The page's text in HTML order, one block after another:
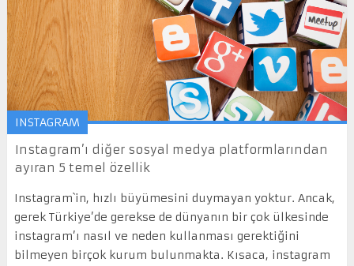
INSTAGRAM
Instagram’ı diğer sosyal medya platformlarından
ayıran 5 temel özellik
Instagram`in, hızlı büyümesini duymayan yoktur. Ancak,
gerek Türkiye’de gerekse de dünyanın bir çok ülkesinde
instagram’ı nasıl ve neden kullanması gerektiğini
bilmeyen birçok kurum bulunmakta. Kısaca, instagram